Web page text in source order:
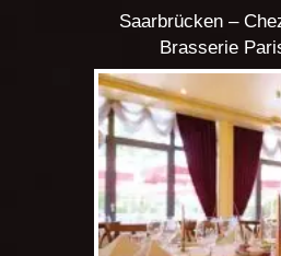
Saarbrücken –
Brasserie